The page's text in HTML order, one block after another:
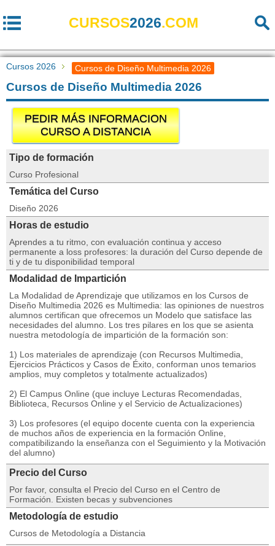
CURSOS2026.COM
Cursos 2026 Cursos de Diseño Multimedia 2026
Cursos de Diseño Multimedia 2026
PEDIR MÁS INFORMACION
CURSO A DISTANCIA
Tipo de formación
Curso Profesional
Temática del Curso
Diseño 2026
Horas de estudio
Aprendes a tu ritmo, con evaluación continua y acceso
permanente a loss profesores: la duración del Curso depende de
ti y de tu disponibilidad temporal
Modalidad de Impartición
La Modalidad de Aprendizaje que utilizamos en los Cursos de
Diseño Multimedia 2026 es Multimedia: las opiniones de nuestros
alumnos certifican que ofrecemos un Modelo que satisface las
necesidades del alumno. Los tres pilares en los que se asienta
nuestra metodología de impartición de la formación son:
1) Los materiales de aprendizaje (con Recursos Multimedia,
Ejercicios Prácticos y Casos de Éxito, conforman unos temarios
amplios, muy completos y totalmente actualizados)
2) El Campus Online (que incluye Lecturas Recomendadas,
Biblioteca, Recursos Online y el Servicio de Actualizaciones)
3) Los profesores (el equipo docente cuenta con la experiencia
de muchos años de experiencia en la formación Online,
compatibilizando la enseñanza con el Seguimiento y la Motivación
del alumno)
Precio del Curso
Por favor, consulta el Precio del Curso en el Centro de
Formación. Existen becas y subvenciones
Metodología de estudio
Cursos de Metodología a Distancia